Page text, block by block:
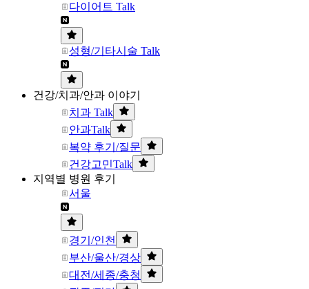
다이어트 Talk
성형/기타시술 Talk
건강/치과/안과 이야기
치과 Talk
안과Talk
복약 후기/질문
건강고민Talk
지역별 병원 후기
서울
경기/인천
부산/울산/경상
대전/세종/충청